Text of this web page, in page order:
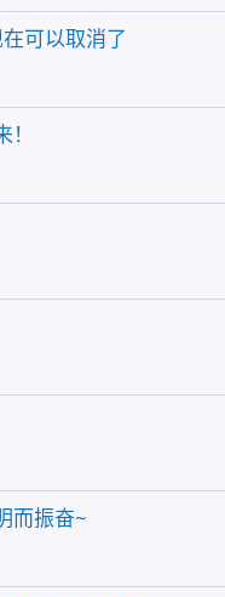
可以取消了
而振奋~